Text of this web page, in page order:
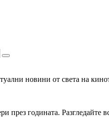
новини от света на
през годината. Разгледайте